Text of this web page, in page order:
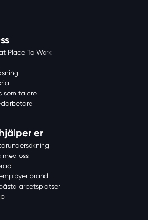
Place To Work
som talare
er
med oss
brand
arbetsplatser